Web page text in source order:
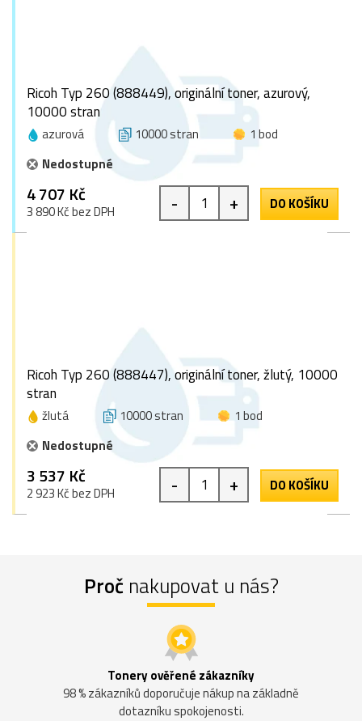
Ricoh Typ 260 (888449), originální toner, azurový,
10000 stran
azurová 10000 stran
1 bod
Nedostupné
4 707 Kč
3 890 Kč bez DPH - + DO KOŠÍKU
Ricoh Typ 260 (888447), originální toner, žlutý, 10000
stran
žlutá 10000 stran
1 bod
Nedostupné
3 537 Kč
2 923 Kč bez DPH - + DO KOŠÍKU
Proč nakupovat u nás?
Tonery ověřené zákazníky
98 % zákazníků doporučuje nákup na základně
dotazníku spokojenosti.